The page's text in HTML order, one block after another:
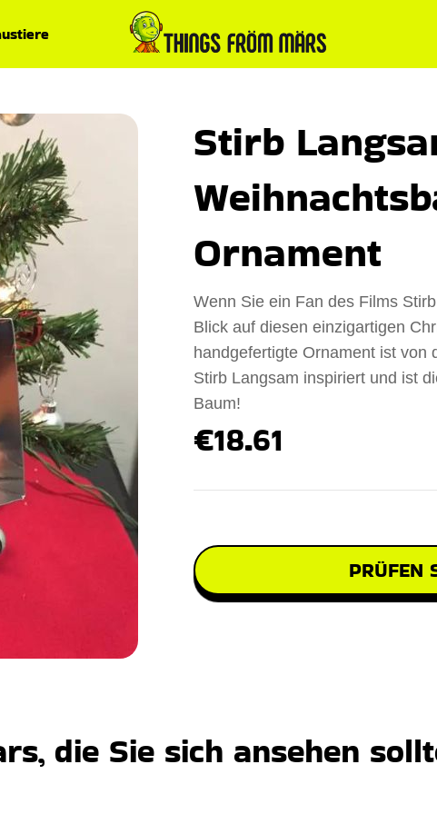
Stirb
Ornament
Wenn Sie ein Fan des Films
Blick auf diesen einzigartigen
handgefertigte Ornament ist von
Stirb Langsam inspiriert und ist
Baum!
€18.61
PRÜFEN
die Sie sich ansehen